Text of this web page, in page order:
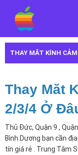
THAY MĂT KÍNH
Thay Măt
2/3/4 Ở
Thủ Đức, Quận 9 ,
Bình Dương bạn cần
tín giá rẻ . Trung Tâm